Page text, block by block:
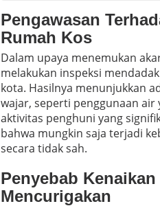
Pengawasan
Rumah Kos
Dalam upaya menemukan
melakukan inspeksi
kota. Hasilnya menunjukkan
wajar, seperti penggunaan
aktivitas penghuni yang
bahwa mungkin saja terjadi
secara tidak sah.
Penyebab
Mencurigakan